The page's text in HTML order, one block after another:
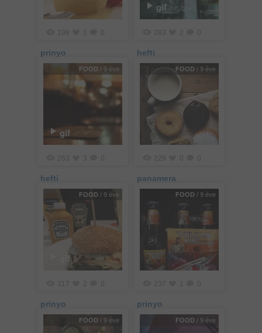
198
prinyo
gif
283 2
hefti
gif
FOOD / 9 éve
263 3
hefti
FOOD / 9 éve
229
panamera
gif
FOOD / 9 éve
317 2
prinyo
FOOD / 9 éve
237
prinyo
FOOD / 9 éve FOOD / 9 éve